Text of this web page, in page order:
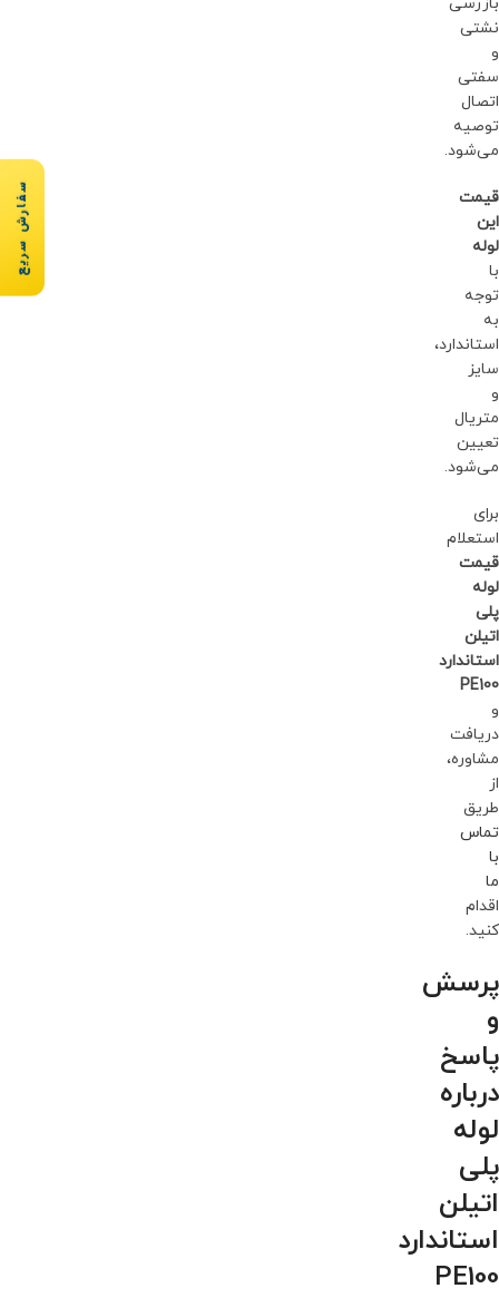
نشتی
و
سفتی
اتصال
توصیه
می‌شود.
قیمت
این
لوله
با
توجه
به
استاندارد،
سایز
و
متریال
تعیین
می‌شود.
برای
استعلام
قیمت
لوله
پلی
اتیلن
استاندارد
PE100
و
دریافت
مشاوره،
از
طریق
تماس
با
ما
اقدام
کنید.
پرسش
و
پاسخ
درباره
لوله
پلی
اتیلن
استاندارد
PE100
سفارش سریع